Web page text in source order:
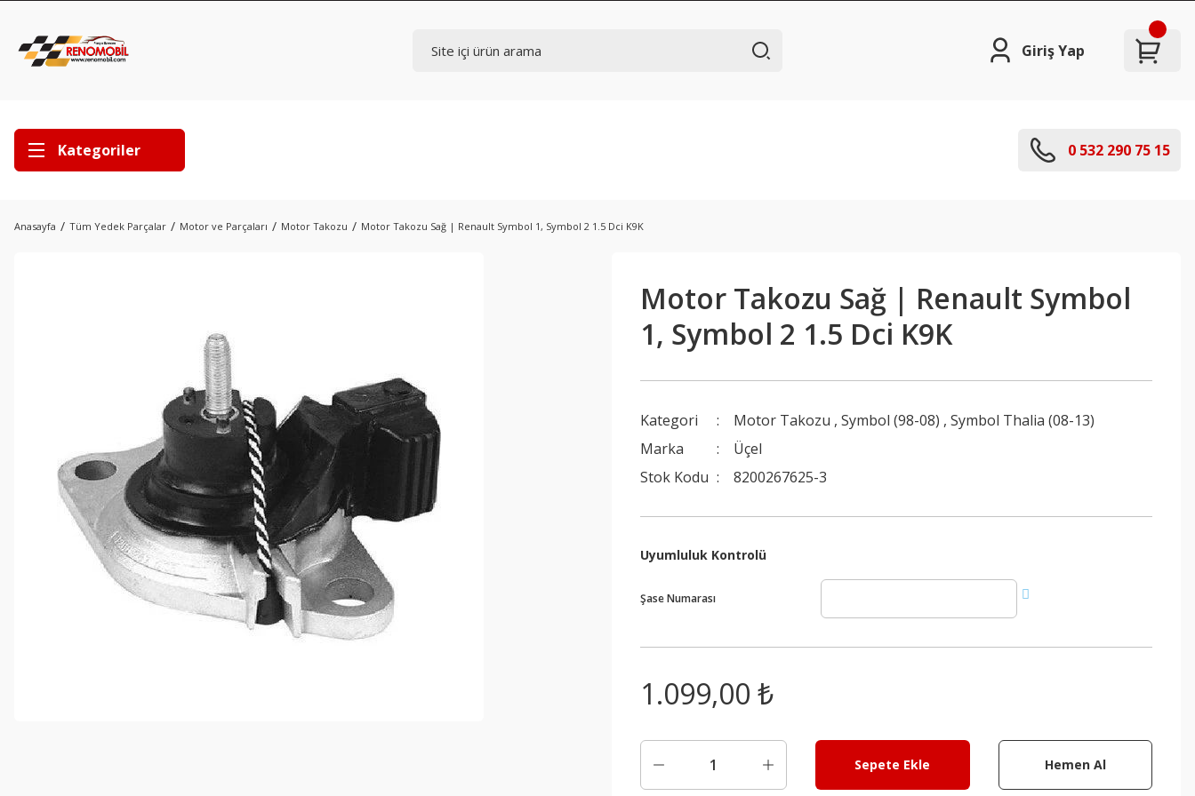
Giriş Yap
Kategoriler 0 532 290 75 15
Anasayfa Tüm Yedek Parçalar Motor ve Parçaları Motor Takozu Motor Takozu Sağ | Renault Symbol 1, Symbol 2 1.5 Dci K9K
Motor Takozu Sağ | Renault Symbol
1, Symbol 2 1.5 Dci K9K
Kategori Motor Takozu ,Symbol (98-08) ,Symbol Thalia (08-13)
Marka
Üçel
Stok Kodu
8200267625-3
Uyumluluk Kontrolü
Şase Numarası
1.099,00 ₺
Sepete Ekle Hemen Al